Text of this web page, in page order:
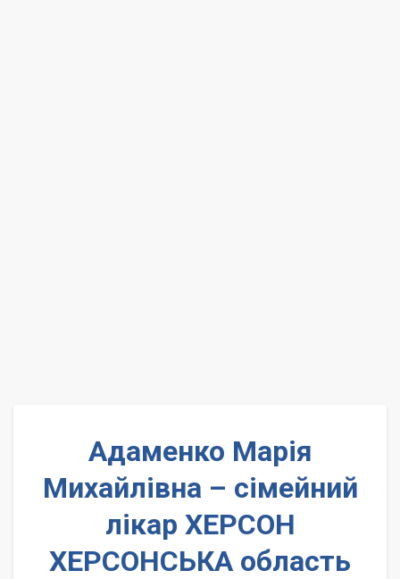
Адаменко Марія
Михайлівна – сімейний
лікар ХЕРСОН
ХЕРСОНСЬКА область